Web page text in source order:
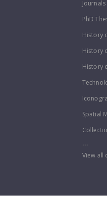
Journals
PhD
History
History
History
Spatial
...
View all